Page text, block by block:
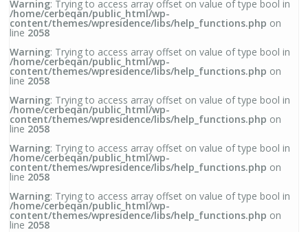
Warning: Trying to access array offset on value of type bool in
/home/cerbeqan/public_html/wp-
content/themes/wpresidence/libs/help_functions.php on
line 2058
Warning: Trying to access array offset on value of type bool in
/home/cerbeqan/public_html/wp-
content/themes/wpresidence/libs/help_functions.php on
line 2058
Warning: Trying to access array offset on value of type bool in
/home/cerbeqan/public_html/wp-
content/themes/wpresidence/libs/help_functions.php on
line 2058
Warning: Trying to access array offset on value of type bool in
/home/cerbeqan/public_html/wp-
content/themes/wpresidence/libs/help_functions.php on
line 2058
Warning: Trying to access array offset on value of type bool in
/home/cerbeqan/public_html/wp-
content/themes/wpresidence/libs/help_functions.php on
line 2058